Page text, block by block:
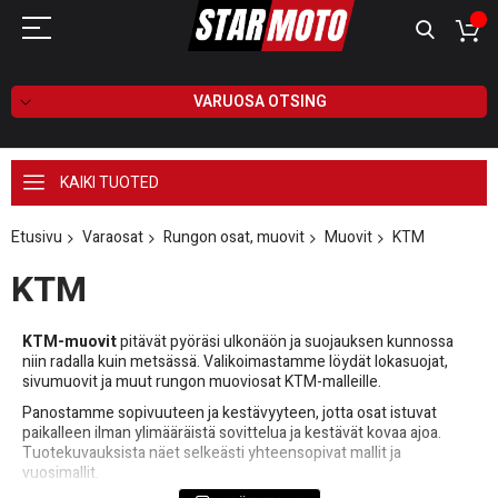
VARUOSA OTSING
KAIKI TUOTED
Etusivu Varaosat Rungon osat, muovit Muovit KTM
KTM
KTM-muovitpitävät pyöräsi ulkonäön ja suojauksen kunnossa
niin radalla kuin metsässä. Valikoimastamme löydät lokasuojat,
sivumuovit ja muut rungon muoviosat KTM-malleille.
Panostamme sopivuuteen ja kestävyyteen, jotta osat istuvat
paikalleen ilman ylimääräistä sovittelua ja kestävät kovaa ajoa.
Tuotekuvauksista näet selkeästi yhteensopivat mallit ja
vuosimallit.